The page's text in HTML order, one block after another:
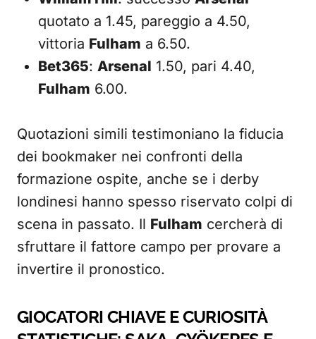
quotato a 1.45, pareggio a 4.50,
vittoria Fulham a 6.50.
Bet365: Arsenal 1.50, pari 4.40,
Fulham 6.00.
Quotazioni simili testimoniano la fiducia
dei bookmaker nei confronti della
formazione ospite, anche se i derby
londinesi hanno spesso riservato colpi di
scena in passato. Il Fulham cercherà di
sfruttare il fattore campo per provare a
invertire il pronostico.
GIOCATORI CHIAVE E CURIOSITÀ